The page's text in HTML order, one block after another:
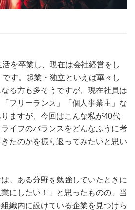
を卒業し、現在は会社経営をし
す。起業・独立といえば華々し
る方も多そうですが、現在社員は
フリーランス」「個人事業主」な
ますが、今回はこんな私が40代
イフのバランスをどんなふうに考
たのかを振り返ってみたいと思い
、ある分野を勉強していたときに
にしたい！」と思ったものの、当
織内に設けている企業を見つけら